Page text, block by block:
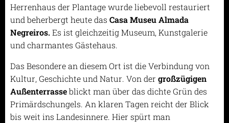
Herrenhaus der Plantage wurde liebevoll restauriert
und beherbergt heute das Casa Museu Almada
Negreiros.Es ist gleichzeitig Museum, Kunstgalerie
und charmantes Gästehaus.
Das Besondere an diesem Ort ist die Verbindung von
Kultur, Geschichte und Natur. Von der großzügigen
Außenterrasseblickt man über das dichte Grün des
Primärdschungels. An klaren Tagen reicht der Blick
bis weit ins Landesinnere. Hier spürt man